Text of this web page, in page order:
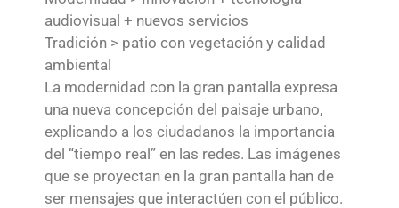
audiovisual + nuevos servicios
Tradición > patio con vegetación y calidad
ambiental
La modernidad con la gran pantalla expresa
una nueva concepción del paisaje urbano,
explicando a los ciudadanos la importancia
del “tiempo real” en las redes. Las imágenes
que se proyectan en la gran pantalla han de
ser mensajes que interactúen con el público.